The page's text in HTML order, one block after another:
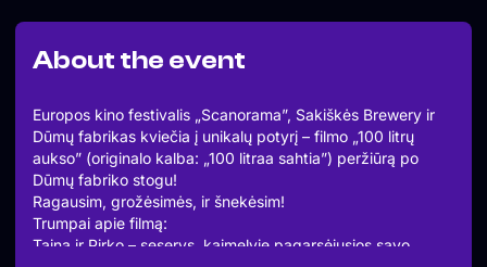
About the event
Europos kino festivalis „Scanorama”, Sakiškės Brewery ir
Dūmų fabrikas kviečia į unikalų potyrį – filmo „100 litrų
aukso” (originalo kalba: „100 litraa sahtia”) peržiūrą po
Dūmų fabriko stogu!
Ragausim, grožėsimės, ir šnekėsim!
Trumpai apie filmą:
Taina ir Pirko – seserys, kaimelyje pagarsėjusios savo